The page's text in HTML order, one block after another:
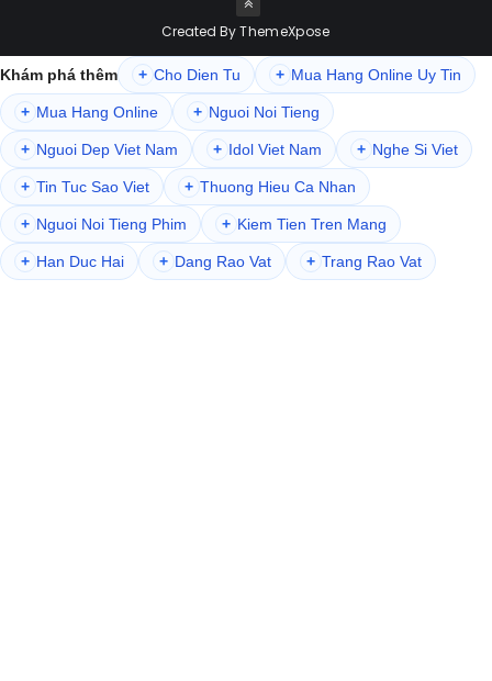
Created ByThemeXpose
Khám phá thêm + Cho Dien Tu + Mua Hang Online Uy Tin
+ Mua Hang Online + Nguoi Noi Tieng
+ Nguoi Dep Viet Nam + Idol Viet Nam + Nghe Si Viet
+ Tin Tuc Sao Viet + Thuong Hieu Ca Nhan
+ Nguoi Noi Tieng Phim + Kiem Tien Tren Mang
+ Han Duc Hai + Dang Rao Vat + Trang Rao Vat